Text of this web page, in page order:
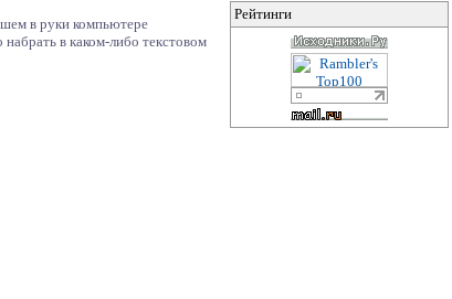
в руки компьютере
в каком-либо текстовом
Рейтинги